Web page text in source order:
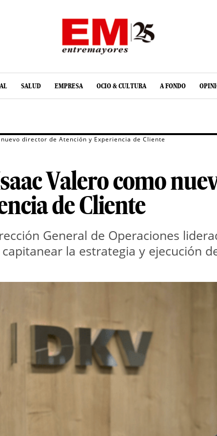
SALUD EMPRESA OCIO & CULTURA A FONDO
director de Atención y Experiencia de Cliente
Valero como
de Cliente
General de Operaciones